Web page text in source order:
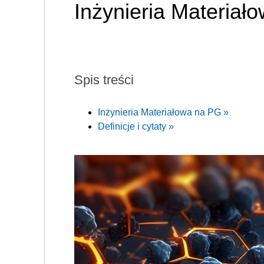
Inżynieria
Spis treści
Inżynieria Materiałowa na PG »
Definicje i cytaty »